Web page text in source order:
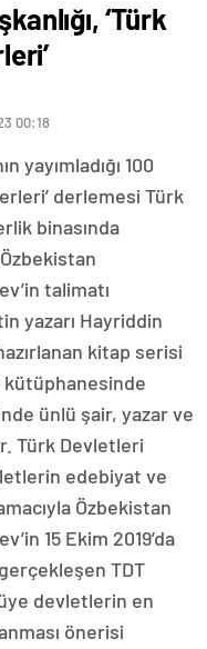
‘Türk
00:18
yayımladığı 100
derlemesi Türk
binasında
talimatı
yazarı Hayriddin
kitap serisi
kütüphanesinde
ünlü şair, yazar ve
Türk Devletleri
edebiyat ve
Özbekistan
15 Ekim 2019’da
TDT
devletlerin en
önerisi